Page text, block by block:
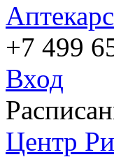
+7 499
Вход
Центр